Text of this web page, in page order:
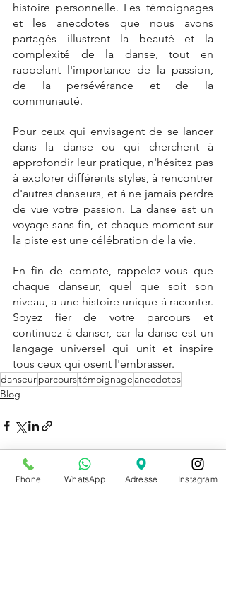
histoire personnelle. Les témoignages
et les anecdotes que nous avons
partagés illustrent la beauté et la
complexité de la danse, tout en
rappelant l'importance de la passion,
de la persévérance et de la
communauté.
Pour ceux qui envisagent de se lancer
dans la danse ou qui cherchent à
approfondir leur pratique, n'hésitez pas
à explorer différents styles, à rencontrer
d'autres danseurs, et à ne jamais perdre
de vue votre passion. La danse est un
voyage sans fin, et chaque moment sur
la piste est une célébration de la vie.
En fin de compte, rappelez-vous que
chaque danseur, quel que soit son
niveau, a une histoire unique à raconter.
Soyez fier de votre parcours et
continuez à danser, car la danse est un
langage universel qui unit et inspire
tous ceux qui osent l'embrasser.
danseurparcourstémoignage anecdotes
Blog
Phone WhatsApp Adresse Instagram